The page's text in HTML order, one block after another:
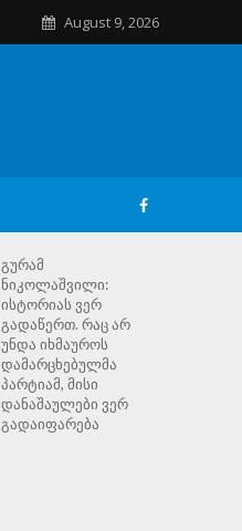
August 9, 2026
გურამ
ნიკოლაშვილი:
ისტორიას ვერ
გადაწერთ. რაც არ
უნდა იხმაუროს
დამარცხებულმა
პარტიამ, მისი
დანაშაულები ვერ
გადაიფარება